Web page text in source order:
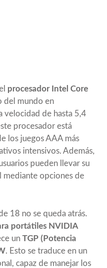
procesador Intel Core
del mundo en
velocidad de hasta 5,4
procesador está
los juegos AAA más
intensivos. Además,
pueden llevar su
mediante opciones de
18 no se queda atrás.
portátiles NVIDIA
un TGP (Potencia
. Esto se traduce en un
capaz de manejar los